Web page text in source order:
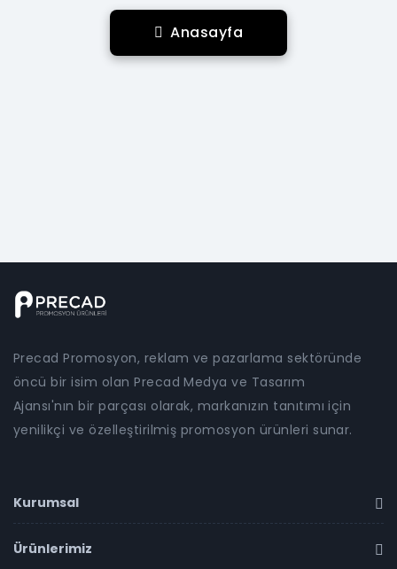
Anasayfa
Precad Promosyon, reklam ve pazarlama sektöründe
öncü bir isim olan Precad Medya ve Tasarım
Ajansı'nın bir parçası olarak, markanızın tanıtımı için
yenilikçi ve özelleştirilmiş promosyon ürünleri sunar.
Kurumsal
Ürünlerimiz